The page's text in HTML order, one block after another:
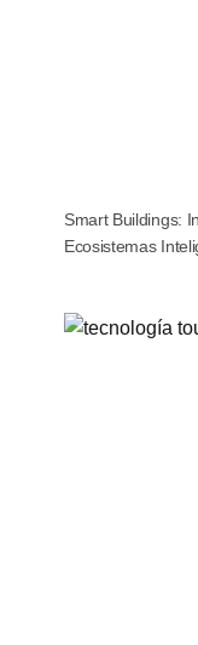
Smart Buildings:
Ecosistemas